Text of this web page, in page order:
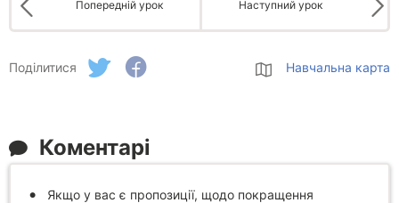
Попередній урок Наступний урок
Поділитися Навчальна карта
Коментарі
Якщо у вас є пропозиції, щодо покращення